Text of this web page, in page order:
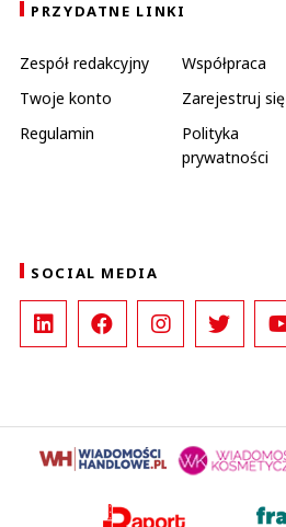
PRZYDATNE LINKI
Zespół redakcyjny Współpraca
Twoje konto
Zarejestruj się
Regulamin
Polityka
prywatności
SOCIAL MEDIA